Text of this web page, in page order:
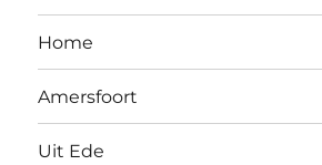
Home
Amersfoort
Uit Ede